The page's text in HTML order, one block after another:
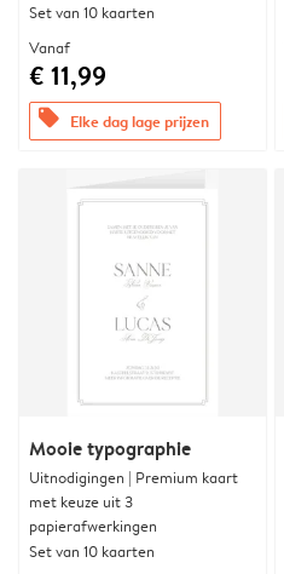
Set van 10 kaarten
Vanaf
€ 11,99
offers Elke dag lage prijzen
Mooie typographie
Uitnodigingen | Premium kaart
met keuze uit 3
papierafwerkingen
Set van 10 kaarten